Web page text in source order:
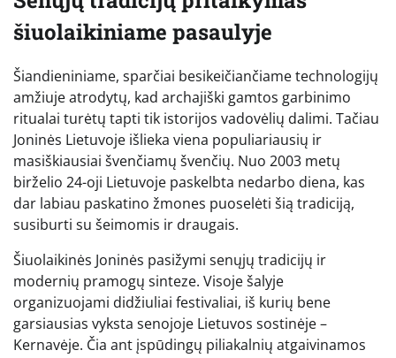
šiuolaikiniame pasaulyje
Šiandieniniame, sparčiai besikeičiančiame technologijų
amžiuje atrodytų, kad archajiški gamtos garbinimo
ritualai turėtų tapti tik istorijos vadovėlių dalimi. Tačiau
Joninės Lietuvoje išlieka viena populiariausių ir
masiškiausiai švenčiamų švenčių. Nuo 2003 metų
birželio 24-oji Lietuvoje paskelbta nedarbo diena, kas
dar labiau paskatino žmones puoselėti šią tradiciją,
susiburti su šeimomis ir draugais.
Šiuolaikinės Joninės pasižymi senųjų tradicijų ir
modernių pramogų sinteze. Visoje šalyje
organizuojami didžiuliai festivaliai, iš kurių bene
garsiausias vyksta senojoje Lietuvos sostinėje –
Kernavėje. Čia ant įspūdingų piliakalnių atgaivinamos